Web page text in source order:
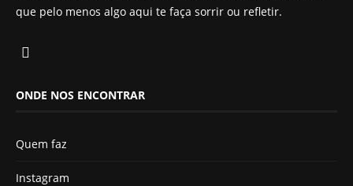
que pelo menos algo aqui te faça sorrir ou refletir.
ONDE NOS ENCONTRAR
Quem faz
Instagram